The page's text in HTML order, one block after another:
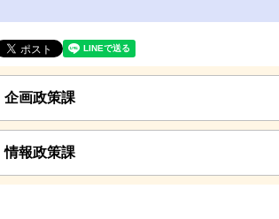
企画政策課
情報政策課